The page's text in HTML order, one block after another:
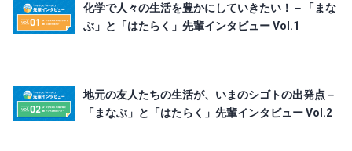
化学で人々の生活を豊かにしていきたい！－「まな
ぶ」と「はたらく」先輩インタビュー Vol.1
地元の友人たちの生活が、いまのシゴトの出発点－
「まなぶ」と「はたらく」先輩インタビュー Vol.2